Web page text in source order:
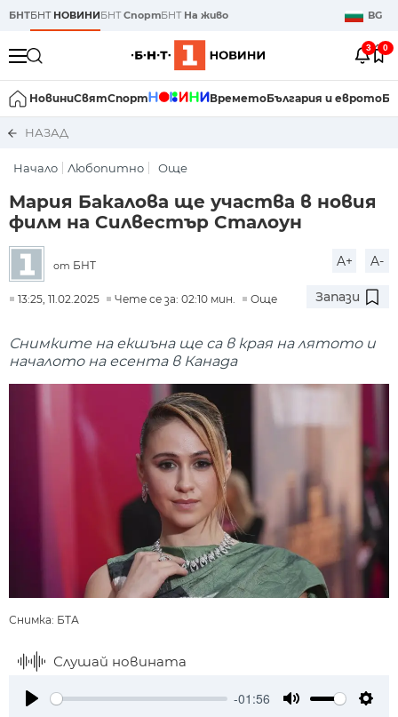
БНТБНТ НОВИНИБНТСпортБНТ На живо BG
3 0
НовиниСвятСпорт ВреметоБългария и еврото
НАЗАД
Начало Любопитно Още
Мария Бакалова ще участва в новия
филм на Силвестър Сталоун
от БНТ A+ A-
13:25, 11.02.2025 Чете се за: 02:10 мин. Още Запази
Снимките на екшъна ще са в края на лятото и
началото на есента в Канада
Снимка: БТА
Слушай новината
-01:56